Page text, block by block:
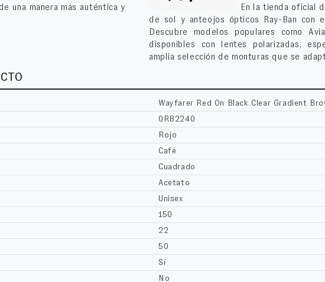
una manera más auténtica y
En la tienda oficial
de sol y anteojos ópticos Ray-Ban con
Descubre modelos populares como
disponibles con lentes polarizadas,
amplia selección de monturas que se
Wayfarer Red On Black Clear Gradient
0RB2240
Rojo
Café
Cuadrado
Acetato
Unisex
150
22
50
Sí
No